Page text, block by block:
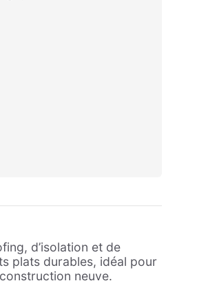
d’isolation et de
plats durables, idéal pour
neuve.